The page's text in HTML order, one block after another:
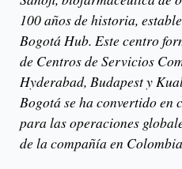
100 años de historia,
Bogotá Hub. Este centro
de Centros de Servicios
Hyderabad, Budapest y
Bogotá se ha convertido en
para las operaciones
de la compañía en